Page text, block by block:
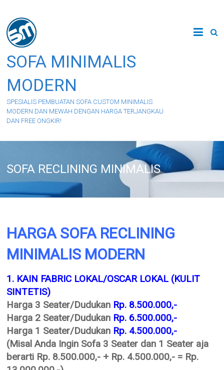
content
SOFA MINIMALIS
MODERN
SPESIALIS PEMBUATAN SOFA CUSTOM MINIMALIS
MODERN DAN MEWAH DENGAN HARGA TERJANGKAU
DAN FREE ONGKIR!
SOFA RECLINING MINIMALIS
HARGA SOFA RECLINING
MINIMALIS MODERN
1. KAIN FABRIC LOKAL/OSCAR LOKAL (KULIT
SINTETIS)
Harga 3 Seater/Dudukan Rp. 8.500.000,-
Harga 2 Seater/Dudukan Rp. 6.500.000,-
Harga 1 Seater/Dudukan Rp. 4.500.000,-
(Misal Anda Ingin Sofa 3 Seater dan 1 Seater aja
berarti Rp. 8.500.000,- + Rp. 4.500.000,- = Rp.